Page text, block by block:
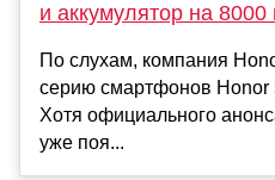
и аккумулятор на 8000
По слухам, компания
серию смартфонов Honor
Хотя официального
уже поя...